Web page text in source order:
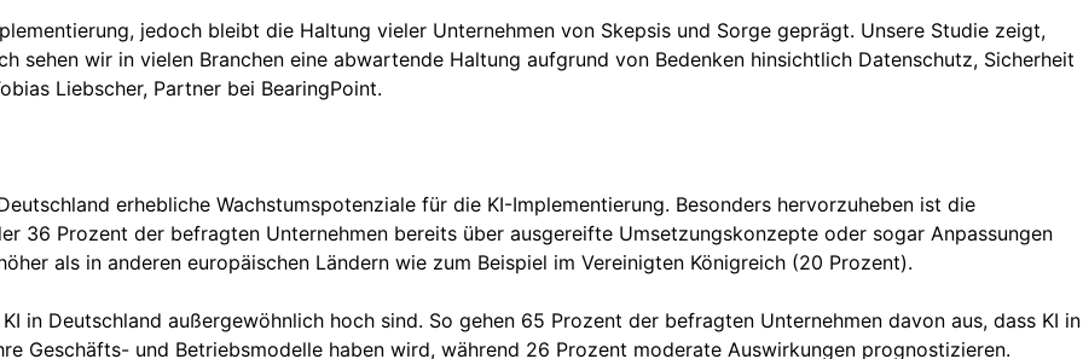
jedoch bleibt die Haltung vieler Unternehmen von Skepsis und Sorge geprägt. Unsere Studie zeigt,
sehen wir in vielen Branchen eine abwartende Haltung aufgrund von Bedenken hinsichtlich Datenschutz, Sicherheit
Liebscher, Partner bei BearingPoint.
erhebliche Wachstumspotenziale für die KI-Implementierung. Besonders hervorzuheben ist die
36 Prozent der befragten Unternehmen bereits über ausgereifte Umsetzungskonzepte oder sogar Anpassungen
als in anderen europäischen Ländern wie zum Beispiel im Vereinigten Königreich (20 Prozent).
in Deutschland außergewöhnlich hoch sind. So gehen 65 Prozent der befragten Unternehmen davon aus, dass KI in
Geschäfts- und Betriebsmodelle haben wird, während 26 Prozent moderate Auswirkungen prognostizieren.